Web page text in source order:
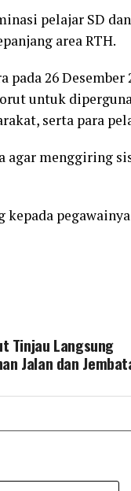
pelajar SD
area RTH.
26 Desember
untuk
serta para
agar menggiring
kepada
Tinjau Langsung
Jalan dan